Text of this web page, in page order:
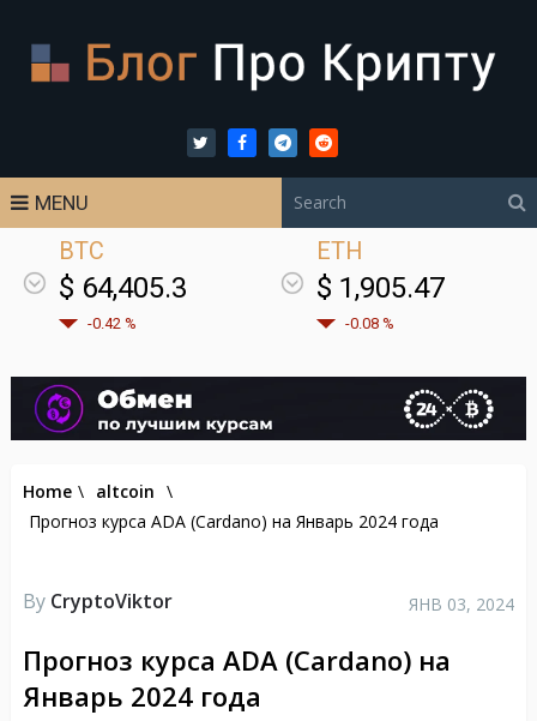
MENU
BTC
$ 64,405.3
-0.42 %
ETH
$ 1,905.47
-0.08 %
Home \ altcoin \
Прогноз курса ADA (Cardano) на Январь 2024 года
By CryptoViktor ЯНВ 03, 2024
Прогноз курса ADA (Cardano) на
Январь 2024 года